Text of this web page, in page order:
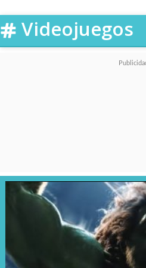
Sin "Sidney",
personaje sigue
dentro de la
saga, la nueva
Videojuegos